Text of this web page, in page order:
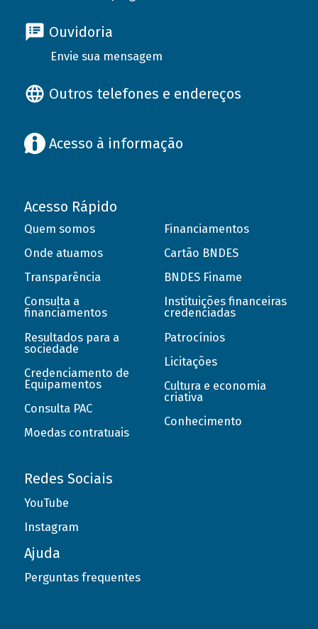
Ouvidoria
Envie sua mensagem
Outros telefones e endereços
Acesso à informação
Acesso Rápido
Quem somos
Onde atuamos
Transparência
Consulta a
financiamentos
Resultados para a
sociedade
Credenciamento de
Equipamentos
Consulta PAC
Moedas contratuais
Financiamentos
Cartão BNDES
BNDES Finame
Instituições financeiras
credenciadas
Patrocínios
Licitações
Cultura e economia
criativa
Conhecimento
Redes Sociais
YouTube
Instagram
Ajuda
Perguntas frequentes